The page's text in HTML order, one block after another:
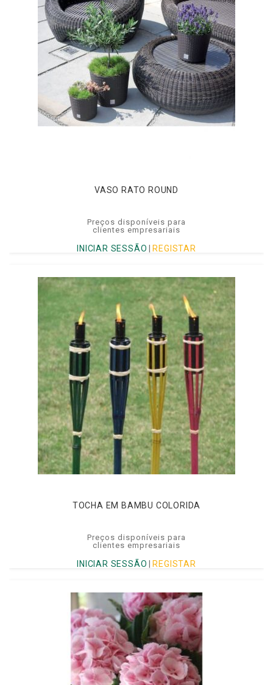
VASO RATO ROUND
Preços disponíveis para
clientes empresariais
INICIAR SESSÃO REGISTAR
TOCHA EM BAMBU COLORIDA
Preços disponíveis para
clientes empresariais
INICIAR SESSÃO REGISTAR